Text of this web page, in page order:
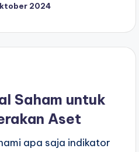
2024
Saham untuk
Aset
apa saja indikator